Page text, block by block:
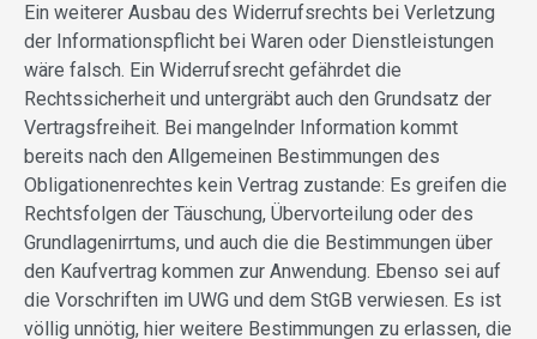
Ein weiterer Ausbau des Widerrufsrechts bei Verletzung
der Informationspflicht bei Waren oder Dienstleistungen
wäre falsch. Ein Widerrufsrecht gefährdet die
Rechtssicherheit und untergräbt auch den Grundsatz der
Vertragsfreiheit. Bei mangelnder Information kommt
bereits nach den Allgemeinen Bestimmungen des
Obligationenrechtes kein Vertrag zustande: Es greifen die
Rechtsfolgen der Täuschung, Übervorteilung oder des
Grundlagenirrtums, und auch die die Bestimmungen über
den Kaufvertrag kommen zur Anwendung. Ebenso sei auf
die Vorschriften im UWG und dem StGB verwiesen. Es ist
völlig unnötig, hier weitere Bestimmungen zu erlassen, die